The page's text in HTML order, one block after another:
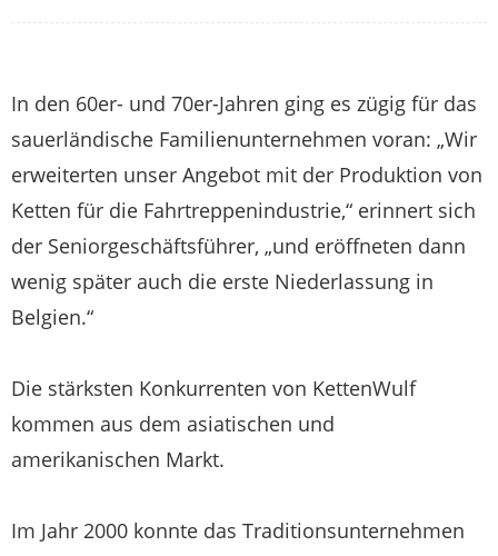
In den 60er- und 70er-Jahren ging es zügig für das
sauerländische Familienunternehmen voran: „Wir
erweiterten unser Angebot mit der Produktion von
Ketten für die Fahrtreppenindustrie,“ erinnert sich
der Seniorgeschäftsführer, „und eröffneten dann
wenig später auch die erste Niederlassung in
Belgien.“
Die stärksten Konkurrenten von KettenWulf
kommen aus dem asiatischen und
amerikanischen Markt.
Im Jahr 2000 konnte das Traditionsunternehmen